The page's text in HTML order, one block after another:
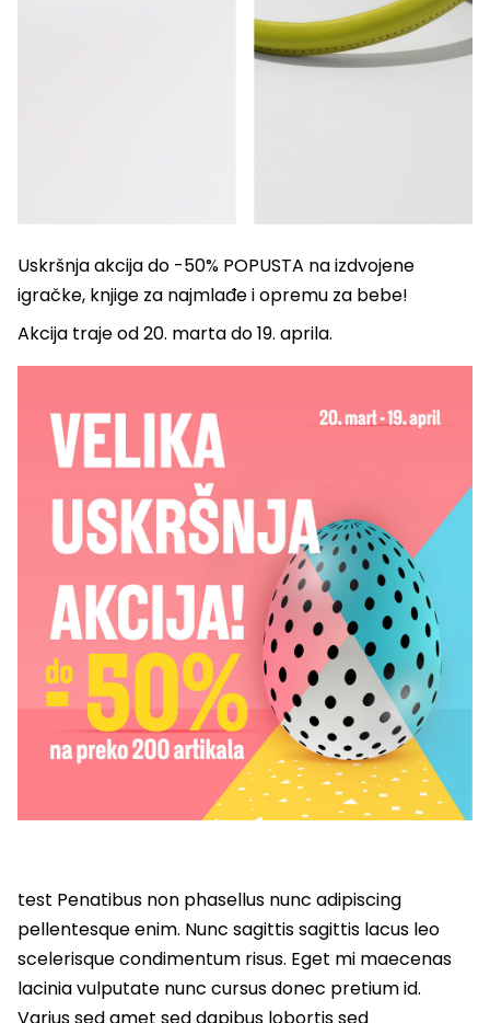
Uskršnja akcija do -50% POPUSTA na izdvojene
igračke, knjige za najmlađe i opremu za bebe!
Akcija traje od 20. marta do 19. aprila.
test Penatibus non phasellus nunc adipiscing
pellentesque enim. Nunc sagittis sagittis lacus leo
scelerisque condimentum risus. Eget mi maecenas
lacinia vulputate nunc cursus donec pretium id.